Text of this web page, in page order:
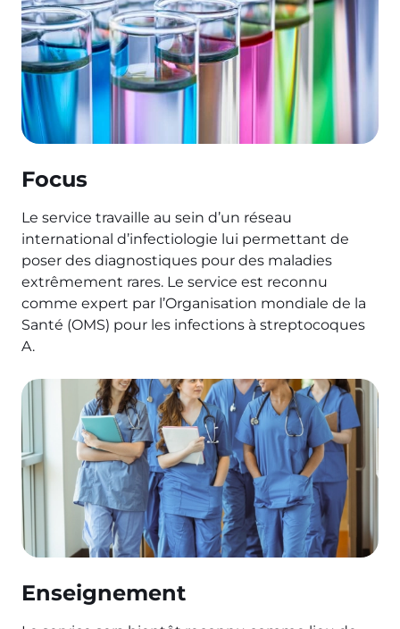
Focus
Le service travaille au sein d’un réseau
international d’infectiologie lui permettant de
poser des diagnostiques pour des maladies
extrêmement rares. Le service est reconnu
comme expert par l’Organisation mondiale de la
Santé (OMS) pour les infections à streptocoques
A.
Image
Enseignement